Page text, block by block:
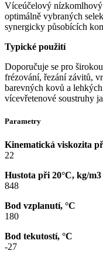
Víceúčelový
optimálně vybraných
synergicky působících
Typické použití
Doporučuje se pro
frézování, řezání závitů,
barevných kovů a
vícevřetenové soustruhy
Parametry
Kinematická viskozita
22
Hustota při 20°C, kg/m3
848
Bod vzplanutí, °C
180
Bod tekutostí, °C
-27